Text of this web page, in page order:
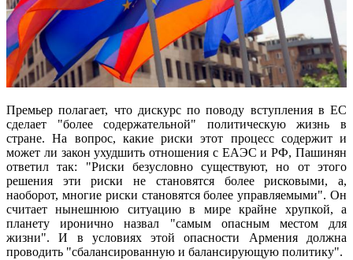
Премьер полагает, что дискурс по поводу вступления в ЕС
сделает "более содержательной" политическую жизнь в
стране. На вопрос, какие риски этот процесс содержит и
может ли закон ухудшить отношения с ЕАЭС и РФ, Пашинян
ответил так: "Риски безусловно существуют, но от этого
решения эти риски не становятся более рисковыми, а,
наоборот, многие риски становятся более управляемыми". Он
считает нынешнюю ситуацию в мире крайне хрупкой, а
планету иронично назвал "самым опасным местом для
жизни". И в условиях этой опасности Армения должна
проводить "сбалансированную и балансирующую политику".